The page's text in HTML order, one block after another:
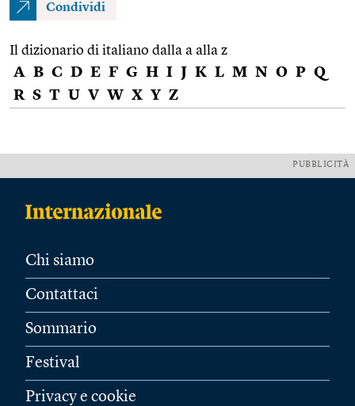
Condividi
Il dizionario di italiano dalla a alla z
A B C D E F G H I J K L M N O P Q
R S T U V W X Y Z
PUBBLICITÀ
Chi siamo
Contattaci
Sommario
Festival
Privacy e cookie